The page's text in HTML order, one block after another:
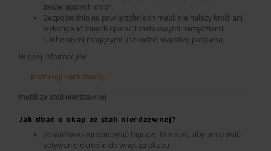
zawierających chlor.
Bezpośrednio na powierzchniach mebli nie należy kroić ani
wykonywać innych operacji metalowymi narzędziami
kuchennymi mogącymi uszkodzić warstwę pasywną.
Więcej informacji w
instrukcji konserwacji
mebli ze stali nierdzewnej
Jak dbać o okap ze stali nierdzewnej?
prawidłowo zamontować łapacze tłuszczu, aby umożliwić
spływanie skroplin do wnętrza okapu